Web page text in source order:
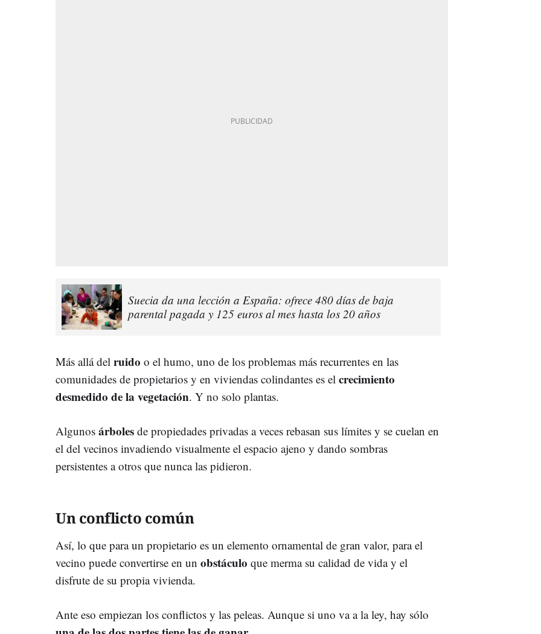
Suecia da una lección a España: ofrece 480 días de baja
parental pagada y 125 euros al mes hasta los 20 años
Más allá del ruido o el humo, uno de los problemas más recurrentes en las
comunidades de propietarios y en viviendas colindantes es el crecimiento
desmedido de la vegetación. Y no solo plantas.
Algunos árboles de propiedades privadas a veces rebasan sus límites y se cuelan en
el del vecinos invadiendo visualmente el espacio ajeno y dando sombras
persistentes a otros que nunca las pidieron.
Un conflicto común
Así, lo que para un propietario es un elemento ornamental de gran valor, para el
vecino puede convertirse en un obstáculo que merma su calidad de vida y el
disfrute de su propia vivienda.
Ante eso empiezan los conflictos y las peleas. Aunque si uno va a la ley, hay sólo